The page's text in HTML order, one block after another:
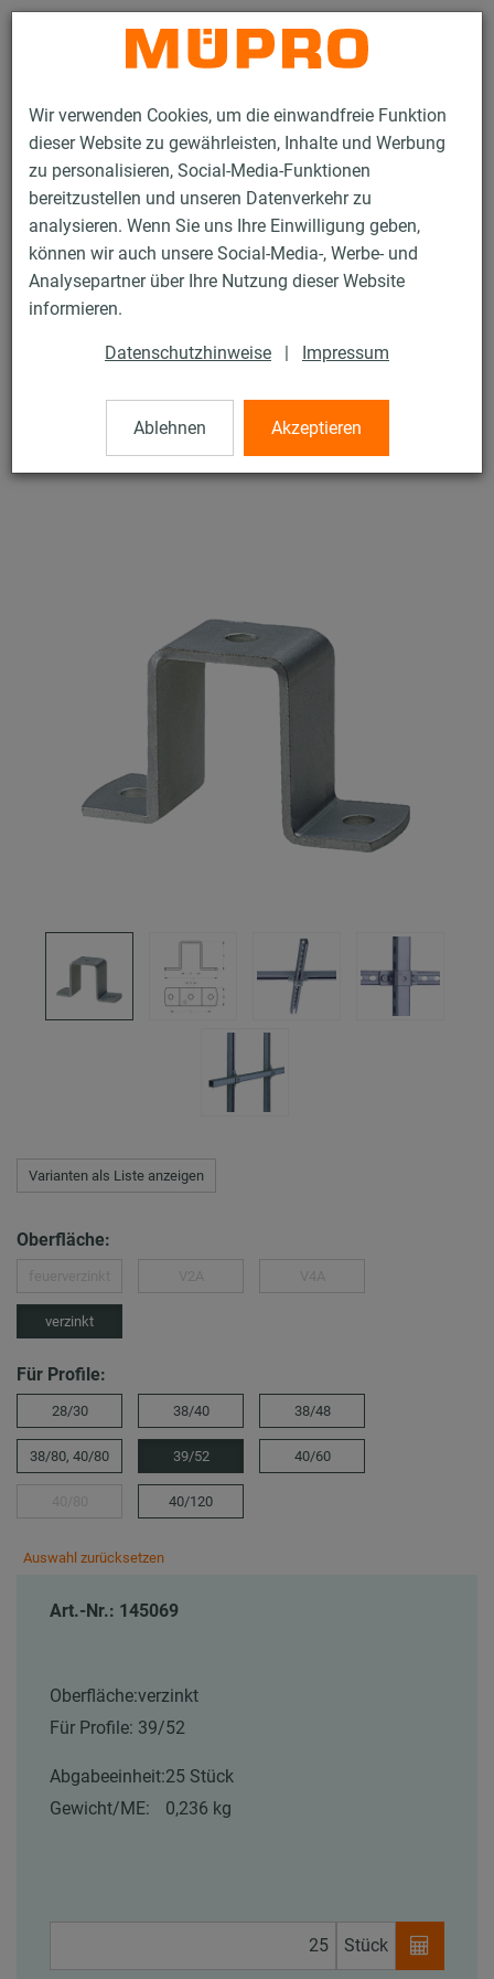
Wir verwenden Cookies, um die einwandfreie Funktion
dieser Website zu gewährleisten, Inhalte und Werbung
zu personalisieren, Social-Media-Funktionen
bereitzustellen und unseren Datenverkehr zu
analysieren. Wenn Sie uns Ihre Einwilligung geben,
können wir auch unsere Social-Media-, Werbe- und
Analysepartner über Ihre Nutzung dieser Website
informieren.
Datenschutzhinweise | Impressum
Ablehnen Akzeptieren
Kontakt
Produkte Befestigungstechnik
Installationsschienen
MPC-Schienenbügel
MPC-Schienenbügel
MPC-Schienenbügel für Profil 39/52, verzinkt
Varianten als Liste anzeigen
Oberfläche:
verzinkt
Für Profile:
28/30 38/40 38/48
38/80, 40/80 39/52 40/60
40/120
Auswahl zurücksetzen
Art.-Nr.: 145069
Oberfläche:verzinkt
Für Profile: 39/52
Abgabeeinheit:25 Stück
Gewicht/ME:
0,236 kg
Stück